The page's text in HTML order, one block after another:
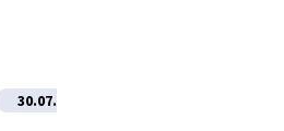
30.07.2026